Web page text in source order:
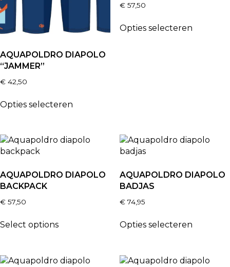
AQUAPOLDRO DIAPOLO
“JAMMER”
€ 42,50
Opties selecteren
€57,50
Opties selecteren
AQUAPOLDRO DIAPOLO
BACKPACK
€ 57,50
Select options
AQUAPOLDRO DIAPOLO
BADJAS
€74,95
Opties selecteren